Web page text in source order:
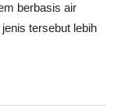
berbasis air
tersebut lebih